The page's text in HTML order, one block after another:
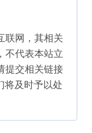
联网，其相关
不代表本站立
提交相关链接
将及时予以处